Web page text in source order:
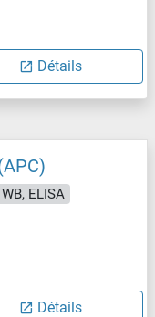
Détails
WB, ELISA
Détails